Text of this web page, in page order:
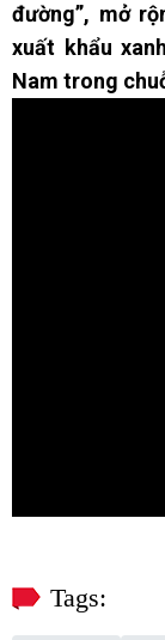
đường”, mở
xuất khẩu
Nam trong
Tags: